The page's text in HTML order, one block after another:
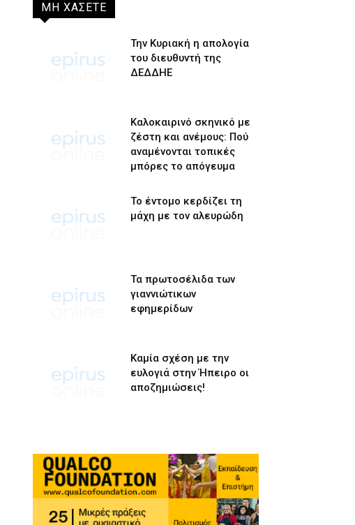
ΜΗ ΧΑΣΕΤΕ
Την Κυριακή η απολογία
του διευθυντή της
ΔΕΔΔΗΕ
Καλοκαιρινό σκηνικό με
ζέστη και ανέμους: Πού
αναμένονται τοπικές
μπόρες το απόγευμα
Το έντομο κερδίζει τη
μάχη με τον αλευρώδη
Τα πρωτοσέλιδα των
γιαννιώτικων
εφημερίδων
Καμία σχέση με την
ευλογιά στην Ήπειρο οι
αποζημιώσεις!